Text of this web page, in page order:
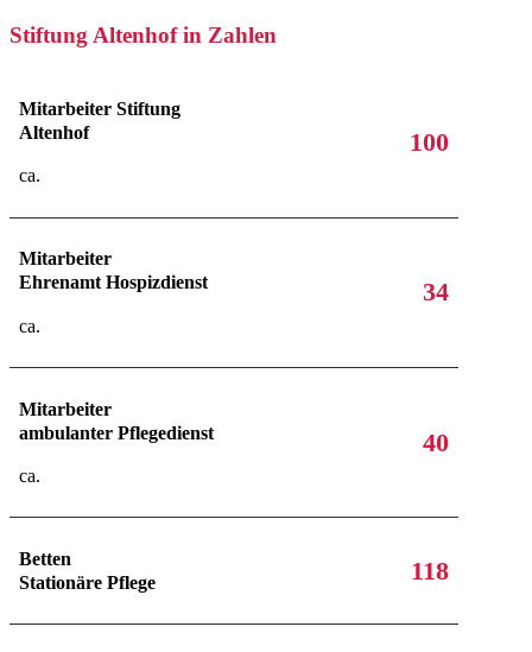
Stiftung Altenhof in Zahlen
Mitarbeiter Stiftung
Altenhof
ca.
100
Mitarbeiter
Ehrenamt Hospizdienst
ca.
34
Mitarbeiter
ambulanter Pflegedienst
ca.
40
Betten
Stationäre Pflege
118